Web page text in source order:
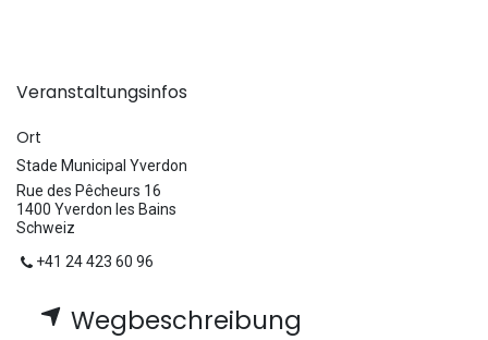
Veranstaltungsinfos
Ort
Stade Municipal Yverdon
Rue des Pêcheurs 16
1400 Yverdon les Bains
Schweiz
+41 24 423 60 96
Wegbeschreibung